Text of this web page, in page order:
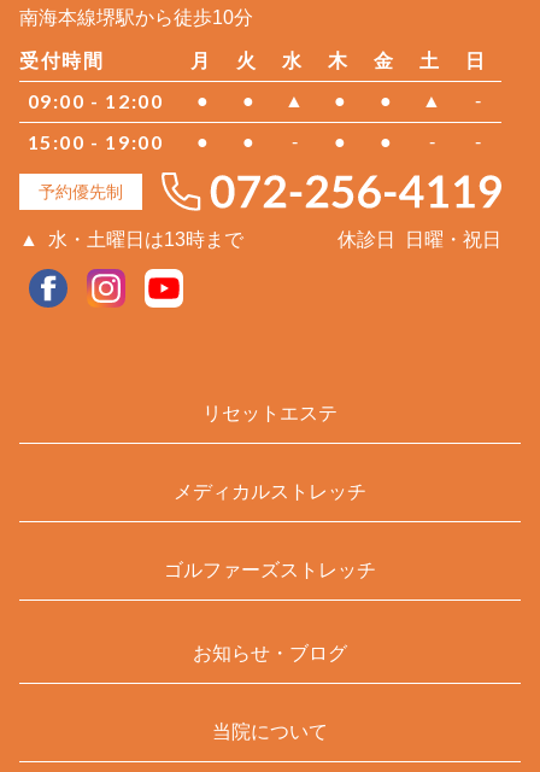
南海本線堺駅から徒歩10分
受付時間 月 火 水 木 金 土 日
09:00 - 12:00 ● ● ▲ ● ● ▲ -
15:00 - 19:00 ● ● - ● ● - -
予約優先制
▲ 水・土曜日は13時まで 休診日 日曜・祝日
リセットエステ
メディカルストレッチ
ゴルファーズストレッチ
お知らせ・ブログ
当院について